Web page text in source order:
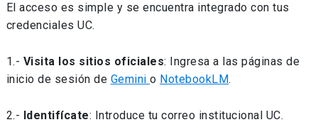
El acceso es simple y se encuentra integrado con tus
credenciales UC.
1.- Visita los sitios oficiales: Ingresa a las páginas de
inicio de sesión de Geminio NotebookLM.
2.- Identifícate: Introduce tu correo institucional UC.